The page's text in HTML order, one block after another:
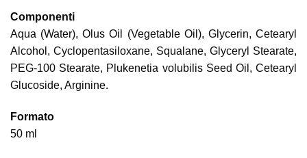
Componenti
Aqua (Water), Olus Oil (Vegetable Oil), Glycerin, Cetearyl
Alcohol, Cyclopentasiloxane, Squalane, Glyceryl Stearate,
PEG-100 Stearate, Plukenetia volubilis Seed Oil, Cetearyl
Glucoside, Arginine.
Formato
50 ml